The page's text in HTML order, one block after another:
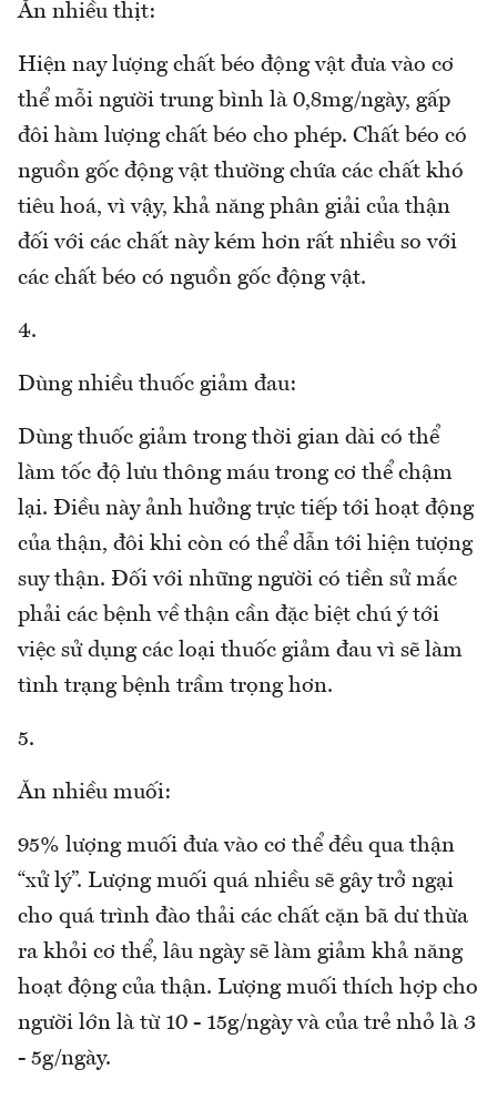
Ăn nhiều thịt:
Hiện nay lượng chất béo động vật đưa vào cơ
thể mỗi người trung bình là 0,8mg/ngày, gấp
đôi hàm lượng chất béo cho phép. Chất béo có
nguồn gốc động vật thường chứa các chất khó
tiêu hoá, vì vậy, khả năng phân giải của thận
đối với các chất này kém hơn rất nhiều so với
các chất béo có nguồn gốc động vật.
4.
Dùng nhiều thuốc giảm đau:
Dùng thuốc giảm trong thời gian dài có thể
làm tốc độ lưu thông máu trong cơ thể chậm
lại. Điều này ảnh hưởng trực tiếp tới hoạt động
của thận, đôi khi còn có thể dẫn tới hiện tượng
suy thận. Đối với những người có tiền sử mắc
phải các bệnh về thận cần đặc biệt chú ý tới
việc sử dụng các loại thuốc giảm đau vì sẽ làm
tình trạng bệnh trầm trọng hơn.
5.
Ăn nhiều muối:
95% lượng muối đưa vào cơ thể đều qua thận
“xử lý”. Lượng muối quá nhiều sẽ gây trở ngại
cho quá trình đào thải các chất cặn bã dư thừa
ra khỏi cơ thể, lâu ngày sẽ làm giảm khả năng
hoạt động của thận. Lượng muối thích hợp cho
người lớn là từ 10 - 15g/ngày và của trẻ nhỏ là 3
- 5g/ngày.